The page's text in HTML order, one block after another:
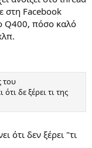
στη Facebook
Q400, πόσο καλό
του
δε ξέρει τι της
ότι δεν ξέρει "τι